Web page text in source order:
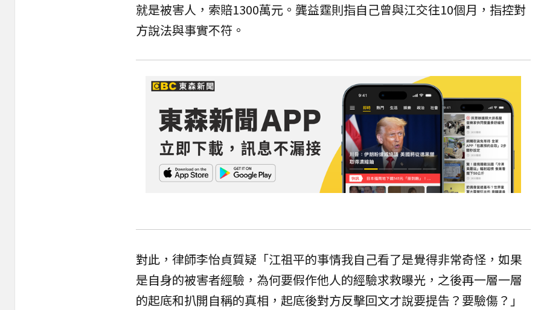
就是被害人，索賠1300萬元。龔益霆則指自己曾與江交往10個月，指控對
方說法與事實不符。
對此，律師李怡貞質疑「江祖平的事情我自己看了是覺得非常奇怪，如果
是自身的被害者經驗，為何要假作他人的經驗求救曝光，之後再一層一層
的起底和扒開自稱的真相，起底後對方反擊回文才說要提告？要驗傷？」